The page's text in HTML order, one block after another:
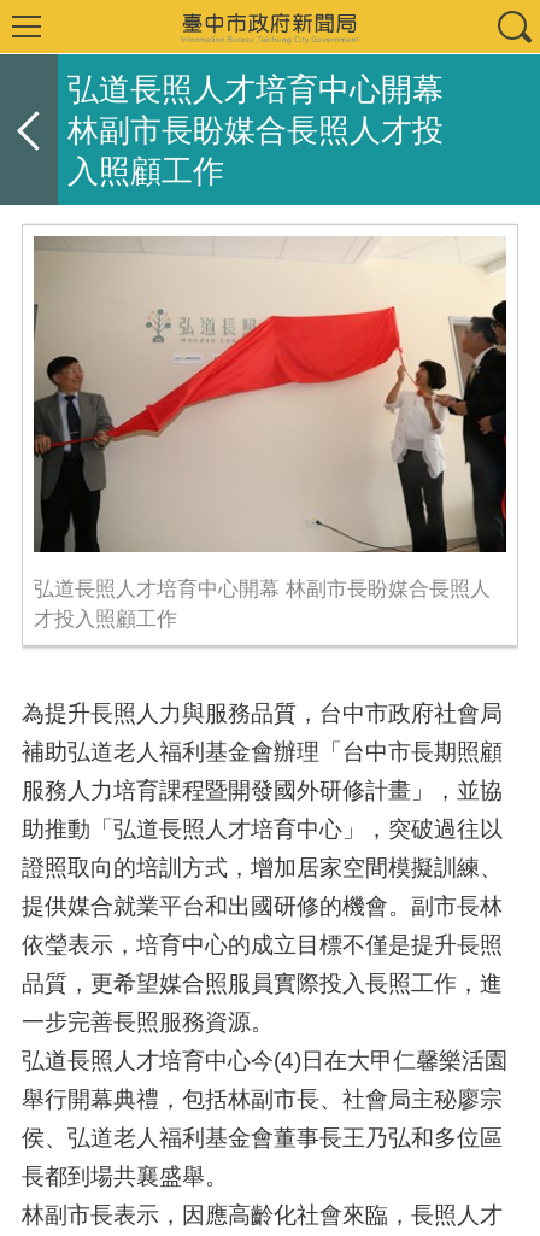
弘道長照人才培育中心開幕
林副市長盼媒合長照人才投
入照顧工作
弘道長照人才培育中心開幕 林副市長盼媒合長照人
才投入照顧工作
為提升長照人力與服務品質，台中市政府社會局
補助弘道老人福利基金會辦理「台中市長期照顧
服務人力培育課程暨開發國外研修計畫」，並協
助推動「弘道長照人才培育中心」，突破過往以
證照取向的培訓方式，增加居家空間模擬訓練、
提供媒合就業平台和出國研修的機會。副市長林
依瑩表示，培育中心的成立目標不僅是提升長照
品質，更希望媒合照服員實際投入長照工作，進
一步完善長照服務資源。
弘道長照人才培育中心今(4)日在大甲仁馨樂活園
舉行開幕典禮，包括林副市長、社會局主秘廖宗
侯、弘道老人福利基金會董事長王乃弘和多位區
長都到場共襄盛舉。
林副市長表示，因應高齡化社會來臨，長照人才